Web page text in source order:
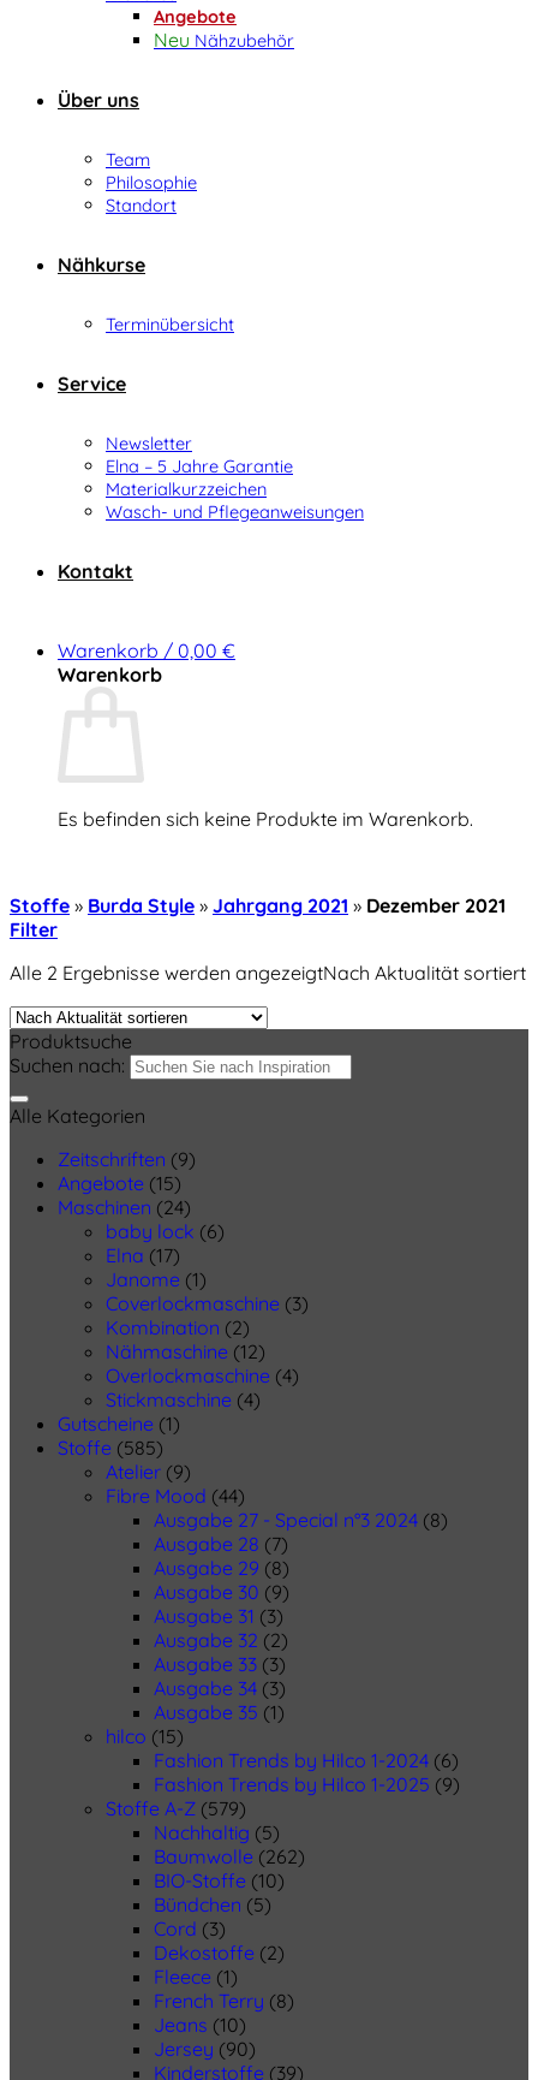
Angebote
Nähzubehör
Über uns
Team
Philosophie
Standort
Nähkurse
Terminübersicht
Service
Newsletter
Elna – 5 Jahre Garantie
Materialkurzzeichen
Wasch- und Pflegeanweisungen
Kontakt
Warenkorb / 0,00 €
Warenkorb
Es befinden sich keine Produkte im Warenkorb.
Stoffe » Burda Style » Jahrgang 2021 » Dezember 2021
Filter
Alle 2 Ergebnisse werden angezeigtNach Aktualität sortiert
Produktsuche
Suchen nach:
Alle Kategorien
Zeitschriften (9)
Angebote (15)
Maschinen (24)
baby lock (6)
Elna (17)
Janome (1)
Coverlockmaschine (3)
Kombination (2)
Nähmaschine (12)
Overlockmaschine (4)
Stickmaschine (4)
Gutscheine (1)
Stoffe (585)
Atelier (9)
Fibre Mood (44)
Ausgabe 27 - Special n°3 2024 (8)
Ausgabe 28 (7)
Ausgabe 29 (8)
Ausgabe 30 (9)
Ausgabe 31 (3)
Ausgabe 32 (2)
Ausgabe 33 (3)
Ausgabe 34 (3)
Ausgabe 35 (1)
hilco (15)
Fashion Trends by Hilco 1-2024 (6)
Fashion Trends by Hilco 1-2025 (9)
Stoffe A-Z (579)
Nachhaltig (5)
Baumwolle (262)
BIO-Stoffe (10)
Bündchen (5)
Cord (3)
Dekostoffe (2)
Fleece (1)
French Terry (8)
Jeans (10)
Jersey (90)
Kinderstoffe (39)